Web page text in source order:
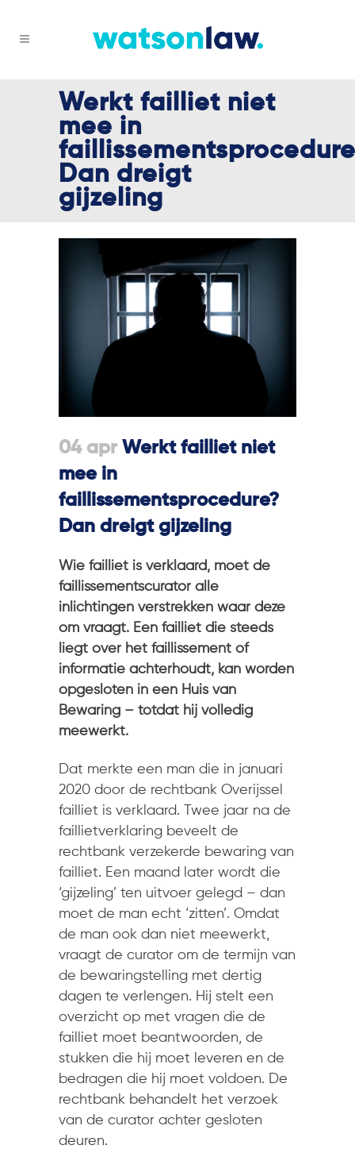
Werkt failliet niet
mee in
Dan dreigt
gijzeling
04 apr Werkt failliet niet
mee in
faillissementsprocedure?
Dan dreigt gijzeling
Wie failliet is verklaard, moet de
faillissementscurator alle
inlichtingen verstrekken waar deze
om vraagt. Een failliet die steeds
liegt over het faillissement of
informatie achterhoudt, kan worden
opgesloten in een Huis van
Bewaring – totdat hij volledig
meewerkt.
Dat merkte een man die in januari
2020 door de rechtbank Overijssel
failliet is verklaard. Twee jaar na de
faillietverklaring beveelt de
rechtbank verzekerde bewaring van
failliet. Een maand later wordt die
‘gijzeling’ ten uitvoer gelegd – dan
moet de man echt ‘zitten’. Omdat
de man ook dan niet meewerkt,
vraagt de curator om de termijn van
de bewaringstelling met dertig
dagen te verlengen. Hij stelt een
overzicht op met vragen die de
failliet moet beantwoorden, de
stukken die hij moet leveren en de
bedragen die hij moet voldoen. De
rechtbank behandelt het verzoek
van de curator achter gesloten
deuren.